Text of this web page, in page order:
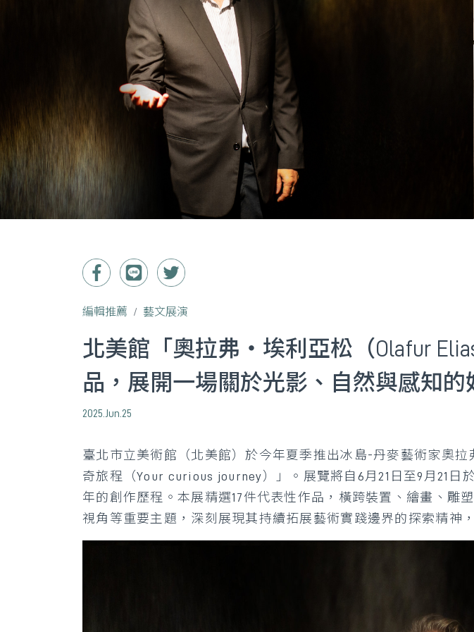
編輯推薦 藝文展演
北美館「奧拉弗・埃利亞松（Olafur
品，展開一場關於光影、自然與感知的
2025.Jun.25
臺北市立美術館（北美館）於今年夏季推出冰島-丹麥藝術家奧
奇旅程（Your curious journey）」。展覽將自6月21日至9月21日
年的創作歷程。本展精選17件代表性作品，橫跨裝置、繪畫、雕
視角等重要主題，深刻展現其持續拓展藝術實踐邊界的探索精神